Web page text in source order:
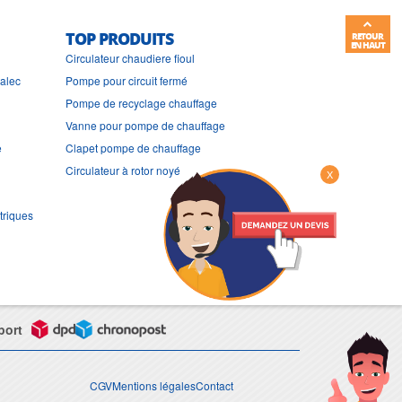
TOP PRODUITS
Circulateur chaudiere fioul
Pompe pour circuit fermé
Pompe de recyclage chauffage
Vanne pour pompe de chauffage
Clapet pompe de chauffage
Circulateur à rotor noyé
CGVMentions légalesContact
X
RETOUR
EN HAUT